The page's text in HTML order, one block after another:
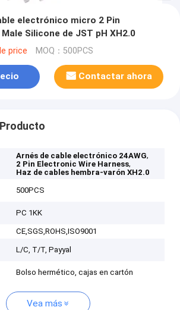
electrónico micro 2 Pin
Silicone de JST pH XH2.0
price MOQ：500PCS
Contactar ahora
Arnés de cable electrónico 24AWG,
2 Pin Electronic Wire Harness,
Haz de cables hembra-varón XH2.0
500PCS
PC 1KK
CE,SGS,ROHS,ISO9001
L/C, T/T, Payyal
Bolso hermético, cajas en cartón
Vea más